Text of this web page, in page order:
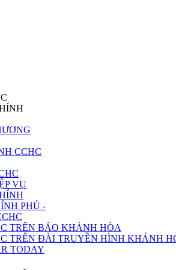
CCHC
VỤ
PHỦ -
TRÊN BÁO KHÁNH HÒA
TRÊN ĐÀI TRUYỀN HÌNH KHÁNH
TODAY